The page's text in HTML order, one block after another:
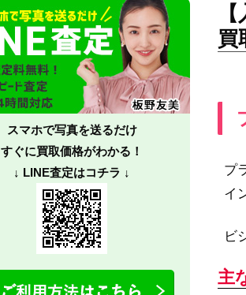
買
プ
イ
ビ
主
スマホで写真を送るだけ
すぐに買取価格がわかる！
↓ LINE査定はコチラ ↓